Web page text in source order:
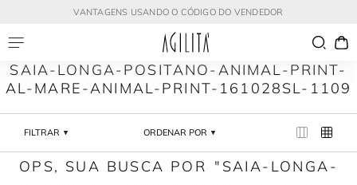
VANTAGENS USANDO O CÓDIGO DO VENDEDOR
SAIA-LONGA-POSITANO-ANIMAL-PRINT-
AL-MARE-ANIMAL-PRINT-161028SL-1109
FILTRAR ORDENAR POR
SAIA-LONGA-